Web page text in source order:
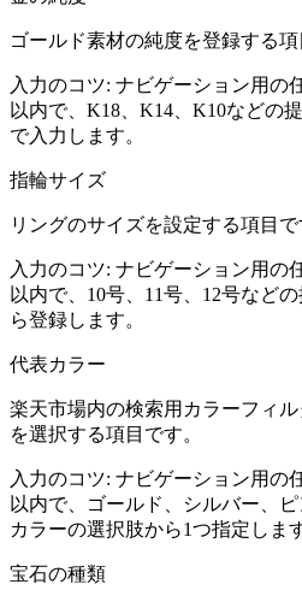
ゴールド素材の純度を登録する項
入力のコツ: ナビゲーション用の
以内で、K18、K14、K10などの
で入力します。
指輪サイズ
リングのサイズを設定する項目で
入力のコツ: ナビゲーション用の
以内で、10号、11号、12号など
ら登録します。
代表カラー
楽天市場内の検索用カラーフィ
を選択する項目です。
入力のコツ: ナビゲーション用の
以内で、ゴールド、シルバー、
カラーの選択肢から1つ指定します
宝石の種類